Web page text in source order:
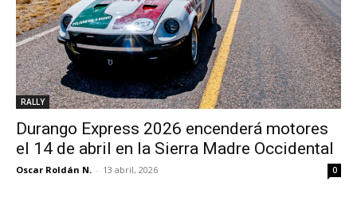
RALLY
Durango Express 2026 encenderá motores
el 14 de abril en la Sierra Madre Occidental
Oscar Roldán N. - 13 abril, 2026 0